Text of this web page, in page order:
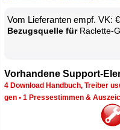
Vom Lie­fe­ran­ten empf. VK:
Be­zugs­quel­le fürRa­clette-
Vor­han­de­ne Sup­port-
4 Down­load Hand­buch, Trei­ber
gen • 1 Pres­se­stim­men &